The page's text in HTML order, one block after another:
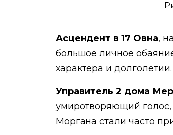
Асцендент в 17 Овна,
большое личное
характера и долголетии.
Управитель 2 дома
умиротворяющий
Моргана стали часто